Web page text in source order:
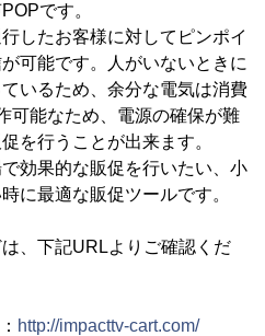
です。
したお客様に対してピンポイ
可能です。人がいないときに
いるため、余分な電気は消費
可能なため、電源の確保が難
を行うことが出来ます。
効果的な販促を行いたい、小
に最適な販促ツールです。
、下記URLよりご確認くだ
http://impacttv-cart.com/